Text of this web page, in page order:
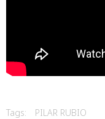
Tags: PILAR RUBIO